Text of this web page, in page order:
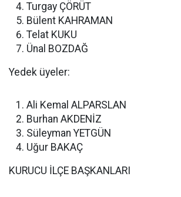
Turgay ÇÖRÜT
Bülent KAHRAMAN
Telat KUKU
Ünal BOZDAĞ
Yedek üyeler:
Ali Kemal ALPARSLAN
Burhan AKDENİZ
Süleyman YETGÜN
Uğur BAKAÇ
KURUCU İLÇE BAŞKANLARI